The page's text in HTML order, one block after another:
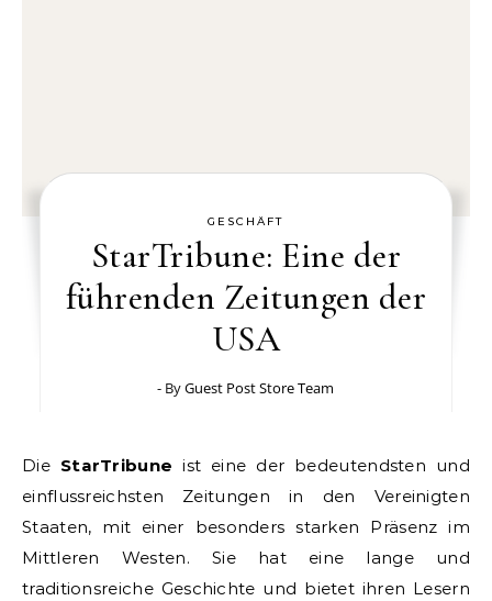
GESCHÄFT
StarTribune: Eine der
führenden Zeitungen der
USA
- ByGuest Post Store Team
Die StarTribune ist eine der bedeutendsten und
einflussreichsten Zeitungen in den Vereinigten
Staaten, mit einer besonders starken Präsenz im
Mittleren Westen. Sie hat eine lange und
traditionsreiche Geschichte und bietet ihren Lesern